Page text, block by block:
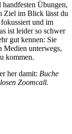
Übungen,
Ziel im Blick lässt du
und im
ist leider so schwer
gut kennen: Sie
Medien unterwegs,
kommen.
her damit: Buche
Zoomcall.